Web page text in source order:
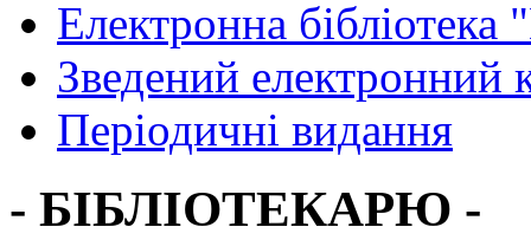
Електронна
Зведений електронний
Періодичні видання
- БІБЛІОТЕКАРЮ -